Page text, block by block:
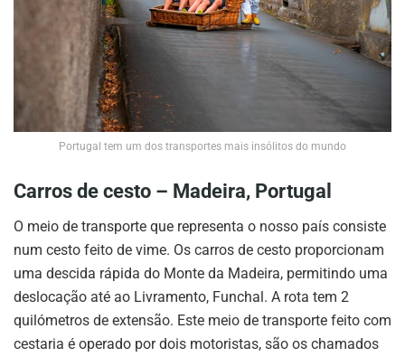
Portugal tem um dos transportes mais insólitos do mundo
Carros de cesto – Madeira, Portugal
O meio de transporte que representa o nosso país consiste
num cesto feito de vime. Os carros de cesto proporcionam
uma descida rápida do Monte da Madeira, permitindo uma
deslocação até ao Livramento, Funchal. A rota tem 2
quilómetros de extensão. Este meio de transporte feito com
cestaria é operado por dois motoristas, são os chamados